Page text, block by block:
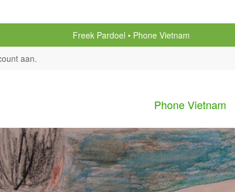
Freek Pardoel
Phone Vietnam
aan.
Phone Vietnam